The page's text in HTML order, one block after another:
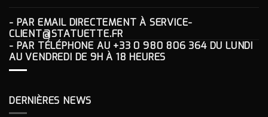
- PAR EMAIL DIRECTEMENT À SERVICE-
CLIENT@STATUETTE.FR
- PAR TÉLÉPHONE AU +33 0 980 806 364DU LUNDI
AU VENDREDI DE 9H À 18 HEURES
DERNIÈRES NEWS